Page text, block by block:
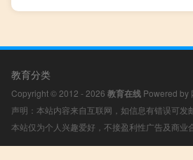
教育分类
Copyright © 2012 - 2026 教育在线 Powered by
声明：本站内容来自互联网，如信息有错误可
本站仅为个人兴趣爱好，不接盈利性广告及商业